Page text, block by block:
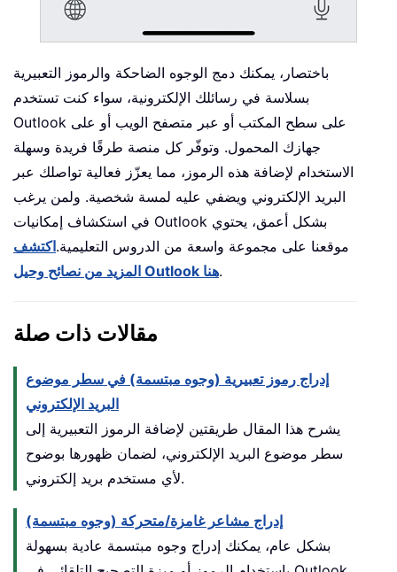
باختصار، يمكنك دمج الوجوه الضاحكة والرموز التعبيرية
بسلاسة في رسائلك الإلكترونية، سواء كنت تستخدم
Outlook على سطح المكتب أو عبر متصفح الويب أو على
جهازك المحمول. وتوفّر كل منصة طرقًا فريدة وسهلة
الاستخدام لإضافة هذه الرموز، مما يعزّز فعالية تواصلك عبر
البريد الإلكتروني ويضفي عليه لمسة شخصية. ولمن يرغب
في استكشاف إمكانيات Outlook بشكل أعمق، يحتوي
موقعنا على مجموعة واسعة من الدروس التعليمية.اكتشف
المزيد من نصائح وحيل Outlook هنا.
مقالات ذات صلة
إدراج رموز تعبيرية (وجوه مبتسمة) في سطر موضوع
البريد الإلكتروني
يشرح هذا المقال طريقتين لإضافة الرموز التعبيرية إلى
سطر موضوع البريد الإلكتروني، لضمان ظهورها بوضوح
لأي مستخدم بريد إلكتروني.
إدراج مشاعر غامزة/متحركة (وجوه مبتسمة)
بشكل عام، يمكنك إدراج وجوه مبتسمة عادية بسهولة